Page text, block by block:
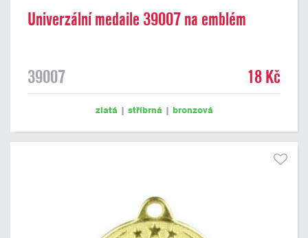
Univerzální medaile 39007 na emblém
39007 18 Kč
zlatá | stříbrná | bronzová